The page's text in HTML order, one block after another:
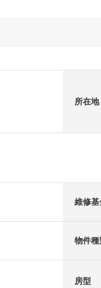
所在地
維修基
物件種
房型